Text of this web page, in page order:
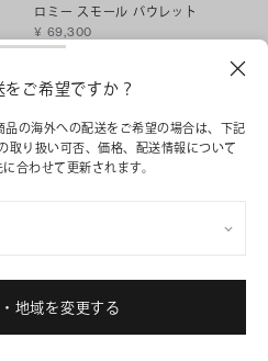
ロミー スモール バウレット
¥ 69,300
ショッピングバッグに追加
ご希望ですか？
の海外への配送をご希望の場合は、下記
取り扱い可否、価格、配送情報について
合わせて更新されます。
地域を変更する